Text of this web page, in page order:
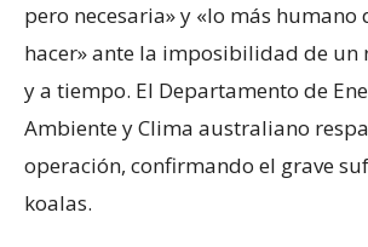
pero necesaria» y «lo más humano
hacer» ante la imposibilidad de un
y a tiempo. El Departamento de
Ambiente y Clima australiano
operación, confirmando el grave
koalas.